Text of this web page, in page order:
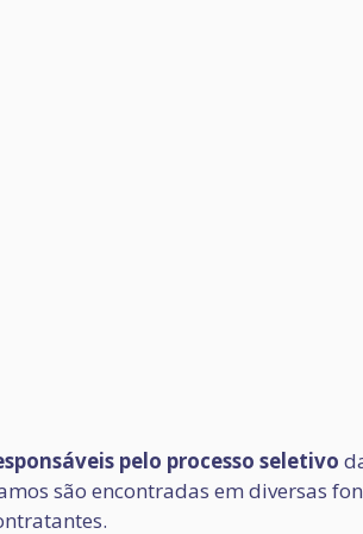
pelo processo seletivo
são encontradas em diversas